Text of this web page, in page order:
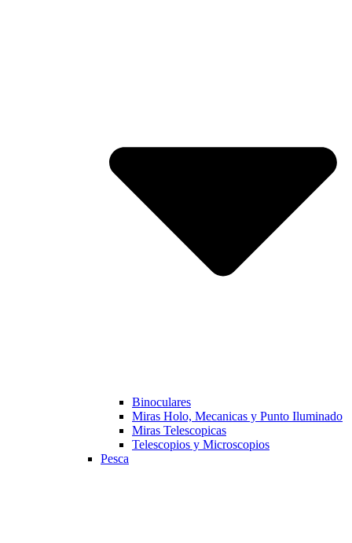
Binoculares
Miras Holo, Mecanicas y Punto Iluminado
Miras Telescopicas
Telescopios y Microscopios
Pesca